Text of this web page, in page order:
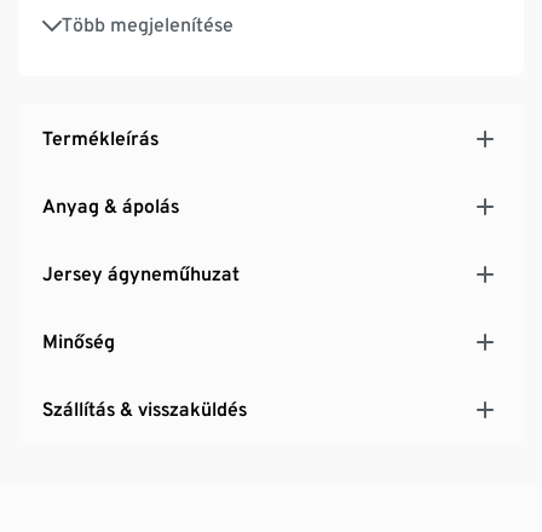
Több megjelenítése
Rugalmas hurkolt anyaga puha és lágy tapintású
Termékleírás
Anyag & ápolás
Jersey ágyneműhuzat
Minőség
Szállítás & visszaküldés